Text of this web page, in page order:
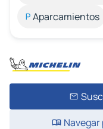
Aparcamientos